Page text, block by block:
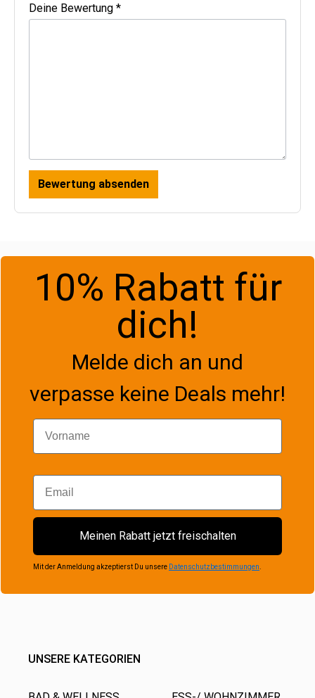
Deine Bewertung *
Bewertung absenden
10% Rabatt für
dich!
Melde dich an und
verpasse keine Deals mehr!
Vorname
Email
Meinen Rabatt jetzt freischalten
Mit der Anmeldung akzeptierst Du unsere Datenschutzbestimmungen
UNSERE KATEGORIEN